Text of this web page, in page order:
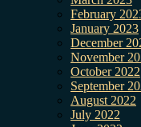
February
January 2023
December
November
October 2022
September
August 2022
July 2022